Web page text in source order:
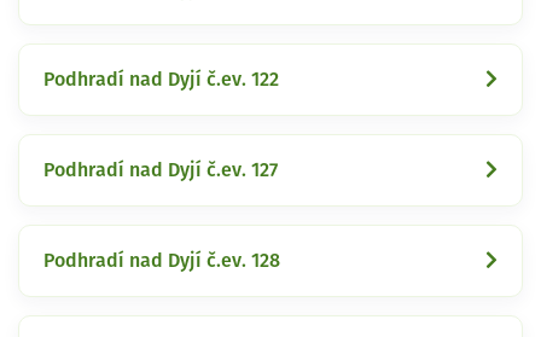
Podhradí nad Dyjí č.ev. 122
Podhradí nad Dyjí č.ev. 127
Podhradí nad Dyjí č.ev. 128